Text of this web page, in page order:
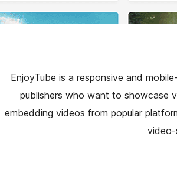
EnjoyTube is a responsive and
publishers who want to showcase
embedding videos from popular
video-